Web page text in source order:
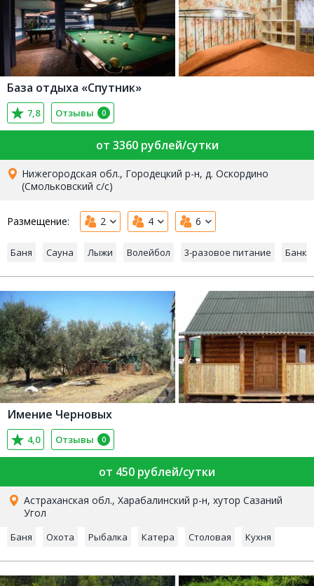
База отдыха «Спутник»
7,8 Отзывы 0
от 3360 рублей/сутки
Нижегородская обл., Городецкий р-н, д. Оскордино
(Смольковский с/с)
Размещение: 2 4 6
Баня Сауна Лыжи Волейбол 3-разовое питание
Имение Черновых
4,0 Отзывы 0
от 450 рублей/сутки
Астраханская обл., Харабалинский р-н, хутор Сазаний
Угол
Баня Охота Рыбалка Катера Столовая Кухня